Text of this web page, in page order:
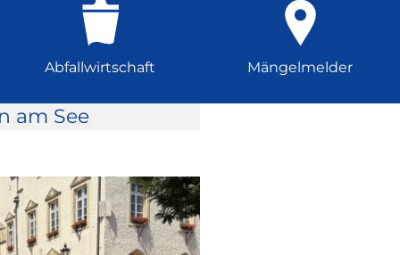
Abfallwirtschaft Mängelmelder
am See